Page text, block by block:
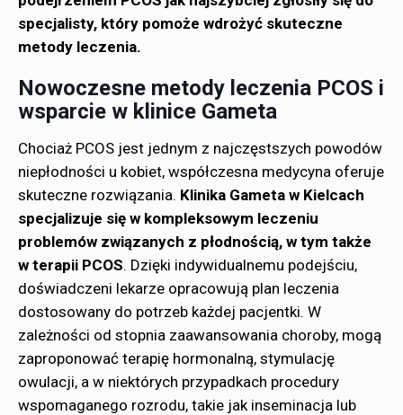
specjalisty, który pomoże wdrożyć skuteczne
metody leczenia.
Nowoczesne metody leczenia PCOS i
wsparcie w klinice Gameta
Chociaż PCOS jest jednym z najczęstszych powodów
niepłodności u kobiet, współczesna medycyna oferuje
skuteczne rozwiązania. Klinika Gameta w Kielcach
specjalizuje się w kompleksowym leczeniu
problemów związanych z płodnością, w tym także
w terapii PCOS. Dzięki indywidualnemu podejściu,
doświadczeni lekarze opracowują plan leczenia
dostosowany do potrzeb każdej pacjentki. W
zależności od stopnia zaawansowania choroby, mogą
zaproponować terapię hormonalną, stymulację
owulacji, a w niektórych przypadkach procedury
wspomaganego rozrodu, takie jak inseminacja lub